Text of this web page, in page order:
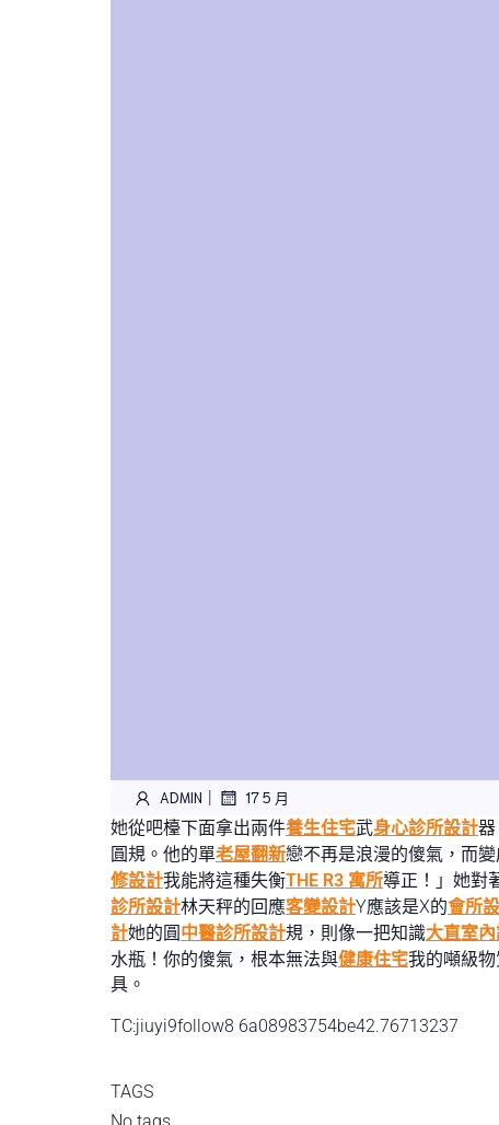
ADMIN | 17 5 月
她從吧檯下面拿出兩件養生住宅武身心診所設計器
圓規。他的單老屋翻新戀不再是浪漫的傻氣，而
修設計我能將這種失衡THE R3 寓所導正！」她對
診所設計林天秤的回應客變設計Y應該是X的會所
計她的圓中醫診所設計規，則像一把知識大直室
水瓶！你的傻氣，根本無法與健康住宅我的噸級
具。
TC:jiuyi9follow8 6a08983754be42.76713237
TAGS
No tags